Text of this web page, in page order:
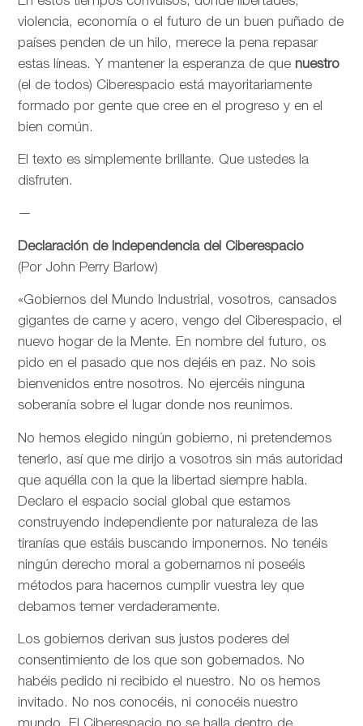
violencia, economía o el futuro de un buen puñado de
países penden de un hilo, merece la pena repasar
estas líneas. Y mantener la esperanza de que nuestro
(el de todos) Ciberespacio está mayoritariamente
formado por gente que cree en el progreso y en el
bien común.
El texto es simplemente brillante. Que ustedes la
disfruten.
—
Declaración de Independencia del Ciberespacio
(Por John Perry Barlow)
«Gobiernos del Mundo Industrial, vosotros, cansados
gigantes de carne y acero, vengo del Ciberespacio, el
nuevo hogar de la Mente. En nombre del futuro, os
pido en el pasado que nos dejéis en paz. No sois
bienvenidos entre nosotros. No ejercéis ninguna
soberanía sobre el lugar donde nos reunimos.
No hemos elegido ningún gobierno, ni pretendemos
tenerlo, así que me dirijo a vosotros sin más autoridad
que aquélla con la que la libertad siempre habla.
Declaro el espacio social global que estamos
construyendo independiente por naturaleza de las
tiranías que estáis buscando imponernos. No tenéis
ningún derecho moral a gobernarnos ni poseéis
métodos para hacernos cumplir vuestra ley que
debamos temer verdaderamente.
Los gobiernos derivan sus justos poderes del
consentimiento de los que son gobernados. No
habéis pedido ni recibido el nuestro. No os hemos
invitado. No nos conocéis, ni conocéis nuestro